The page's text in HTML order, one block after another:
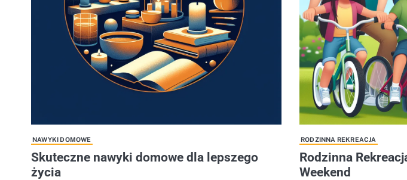
NAWYKI DOMOWE
Skuteczne nawyki domowe dla lepszego
życia
RODZINNA REKREACJA
Rodzinna
Weekend